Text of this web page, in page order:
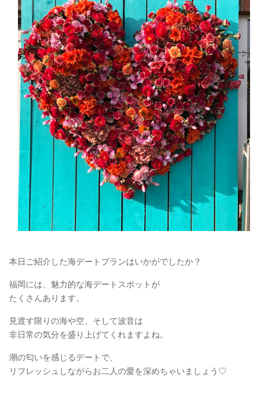
本日ご紹介した海デートプランはいかがでしたか？
福岡には、魅力的な海デートスポットが
たくさんあります。
見渡す限りの海や空、そして波音は
非日常の気分を盛り上げてくれますよね。
潮の匂いを感じるデートで、
リフレッシュしながらお二人の愛を深めちゃいましょう♡